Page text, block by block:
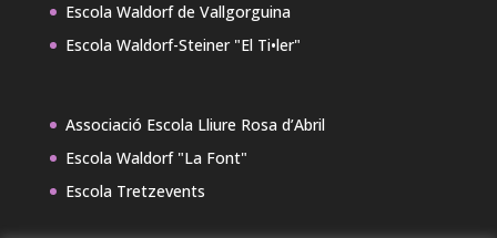
Escola Waldorf de Vallgorguina
Escola Waldorf-Steiner "El Ti•ler"
Associació Escola Lliure Rosa d’Abril
Escola Waldorf "La Font"
Escola Tretzevents